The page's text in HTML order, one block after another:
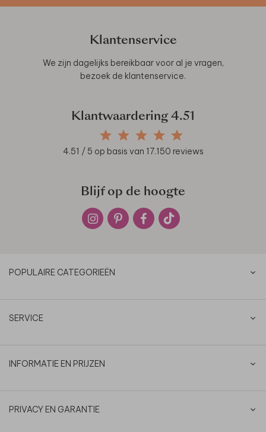
Klantenservice
We zijn dagelijks bereikbaar voor al je vragen,
bezoek de klantenservice.
Klantwaardering 4.51
4.51 / 5 op basis van 17.150 reviews
Blijf op de hoogte
POPULAIRE CATEGORIEËN
SERVICE
INFORMATIE EN PRIJZEN
PRIVACY EN GARANTIE